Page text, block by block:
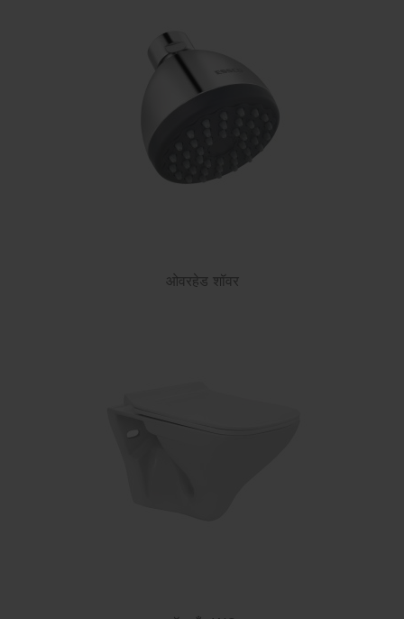
ओवरहेड शॉवर